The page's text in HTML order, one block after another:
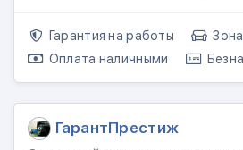
Гарантия на работы
Оплата наличными
ГарантПрестиж